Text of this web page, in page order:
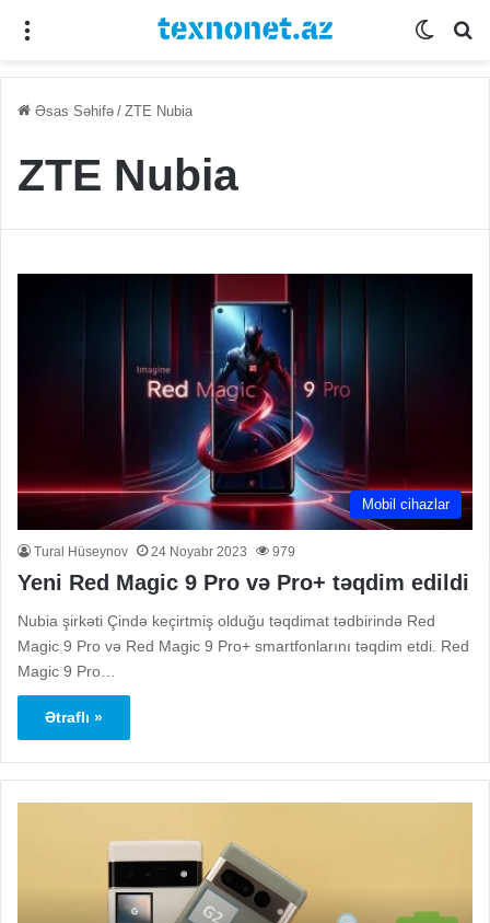
Əsas Səhifə / ZTE Nubia
ZTE Nubia
Mobil cihazlar
Tural Hüseynov 24 Noyabr 2023 979
Yeni Red Magic 9 Pro və Pro+ təqdim edildi
Nubia şirkəti Çində keçirtmiş olduğu təqdimat tədbirində Red
Magic 9 Pro və Red Magic 9 Pro+ smartfonlarını təqdim etdi. Red
Magic 9 Pro…
Ətraflı »